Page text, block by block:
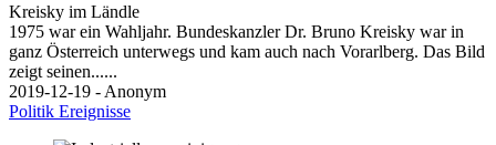
Kreisky im Ländle
1975 war ein Wahljahr. Bundeskanzler Dr. Bruno Kreisky war in
ganz Österreich unterwegs und kam auch nach Vorarlberg. Das Bild
zeigt seinen......
2019-12-19 - Anonym
Politik Ereignisse